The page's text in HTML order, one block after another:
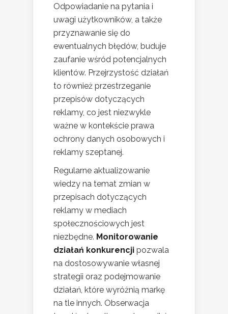
Odpowiadanie na pytania i
uwagi użytkowników, a także
przyznawanie się do
ewentualnych błędów, buduje
zaufanie wśród potencjalnych
klientów. Przejrzystość działań
to również przestrzeganie
przepisów dotyczących
reklamy, co jest niezwykle
ważne w kontekście prawa
ochrony danych osobowych i
reklamy szeptanej.
Regularne aktualizowanie
wiedzy na temat zmian w
przepisach dotyczących
reklamy w mediach
społecznościowych jest
niezbędne. Monitorowanie
działań konkurencji pozwala
na dostosowywanie własnej
strategii oraz podejmowanie
działań, które wyróżnią markę
na tle innych. Obserwacja